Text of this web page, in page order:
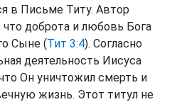
в Письме Титу. Автор
доброта и любовь Бога
Сыне (Тит 3:4). Согласно
деятельность Иисуса
Он уничтожил смерть и
жизнь. Этот титул не